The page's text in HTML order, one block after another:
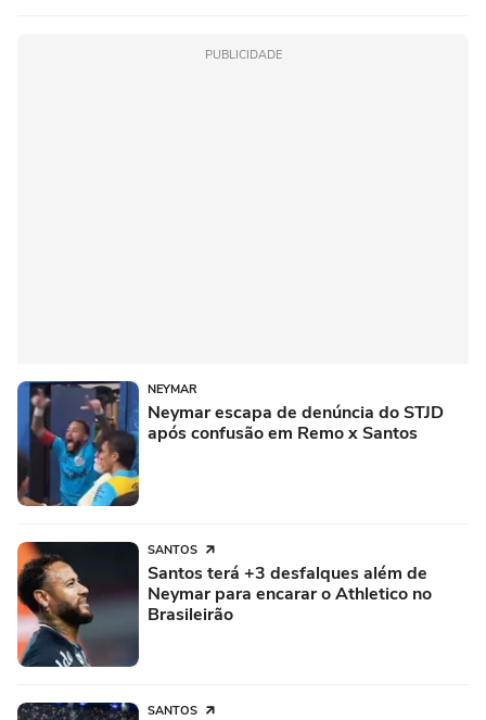
PUBLICIDADE
NEYMAR
Neymar escapa de denúncia do STJD
após confusão em Remo x Santos
SANTOS
Santos terá +3 desfalques além de
Neymar para encarar o Athletico no
Brasileirão
SANTOS